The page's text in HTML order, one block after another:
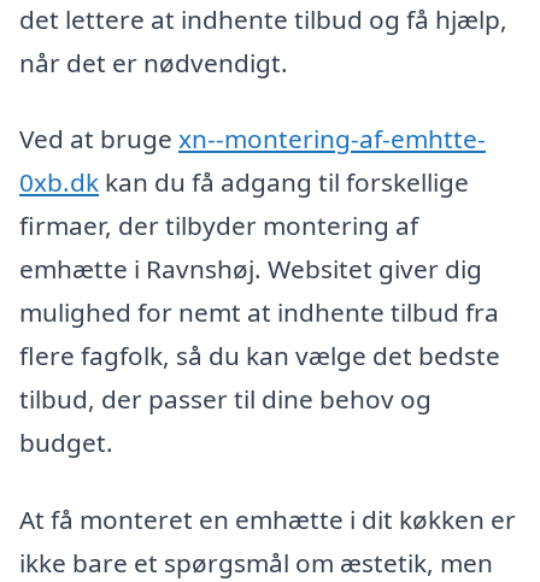
det lettere at indhente tilbud og få hjælp,
når det er nødvendigt.
Ved at bruge xn--montering-af-emhtte-
0xb.dk kan du få adgang til forskellige
firmaer, der tilbyder montering af
emhætte i Ravnshøj. Websitet giver dig
mulighed for nemt at indhente tilbud fra
flere fagfolk, så du kan vælge det bedste
tilbud, der passer til dine behov og
budget.
At få monteret en emhætte i dit køkken er
ikke bare et spørgsmål om æstetik, men